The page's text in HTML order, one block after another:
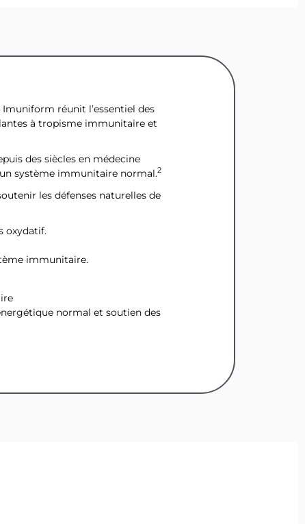
commande
CODE
de recevoir nos
Imuniform réunit l’essentiel des
à tropisme immunitaire et
des siècles en médecine
système immunitaire normal.2
les défenses naturelles de
oxydatif.
immunitaire.
normal et soutien des